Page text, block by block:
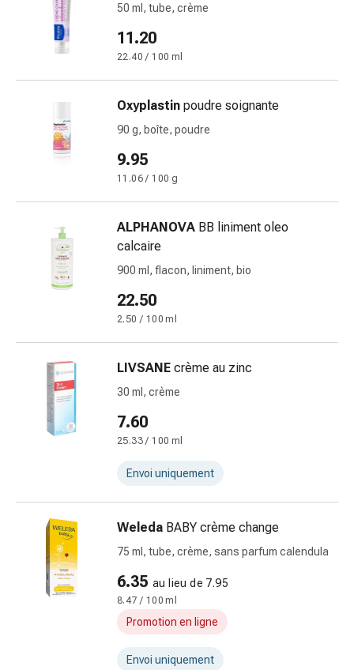
adhésives
colle
tissulaire
Pommade
vésicante
Tampons
médicaux
Yeux
oreilles
oreilles
Douleurs
auriculaires
Gouttes
yeux
Inflammation
Pansements
ophtalmiques
oculaire
Cœur,
circulation
et
vaisseaux
sanguins
Cœur
compression
50 ml, tube, crème
11.20
22.40 / 100 ml
Oxyplastin poudre soignante
90 g, boîte, poudre
9.95
11.06 / 100 g
ALPHANOVA BB liniment oleo
calcaire
900 ml, flacon, liniment, bio
22.50
2.50 / 100 ml
LIVSANE crème au zinc
30 ml, crème
7.60
25.33 / 100 ml
Envoi uniquement
Weleda BABY crème change
75 ml, tube, crème, sans parfum calendula
6.35 au lieu de 7.95
8.47 / 100 ml
Promotion en ligne
Envoi uniquement